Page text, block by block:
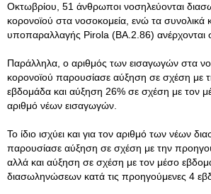
Οκτωβρίου, 51 άνθρωποι νοσηλεύονται
κορονοϊού στα νοσοκομεία, ενώ τα συνολικά
υποπαραλλαγής Pirola (BA.2.86) ανέρχονται
Παράλληλα, ο αριθμός των εισαγωγών στα
κορονοϊού παρουσίασε αύξηση σε σχέση με
εβδομάδα και αύξηση 26% σε σχέση με τον
αριθμό νέων εισαγωγών.
Το ίδιο ισχύει και για τον αριθμό των νέων
παρουσίασε αύξηση σε σχέση με την
αλλά και αύξηση σε σχέση με τον μέσο
διασωληνώσεων κατά τις προηγούμενες 4